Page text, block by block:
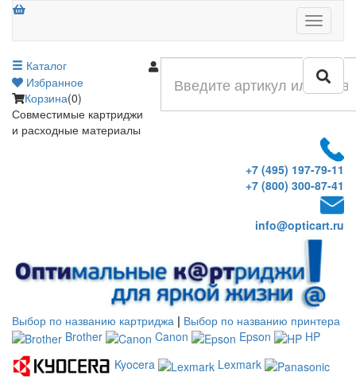
Меню
Каталог
Избранное
Корзина(0)
Совместимые картриджи
и расходные материалы
+7 (495) 197-79-11
+7 (800) 300-87-41
info@opticart.ru
Выбор по названию картриджа | Выбор по названию принтера
Brother
Canon Epson
HP
Kyocera
Lexmark